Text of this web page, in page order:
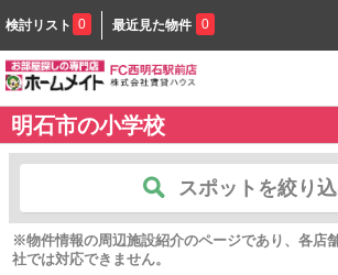
検討リスト 0 最近見た物件 0
明石市の小学校
スポットを絞り
※物件情報の周辺施設紹介のページであり、各店
社では対応できません。